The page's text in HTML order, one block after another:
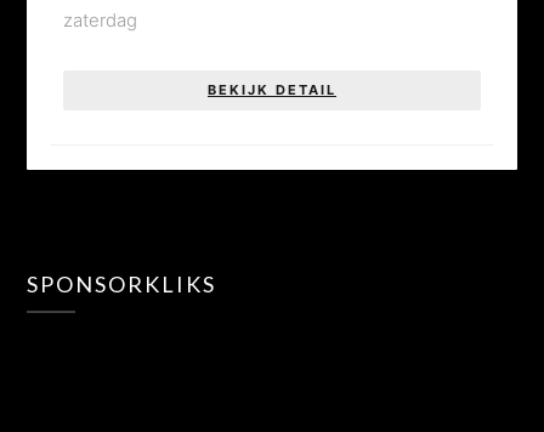
zaterdag
BEKIJK DETAIL
SPONSORKLIKS